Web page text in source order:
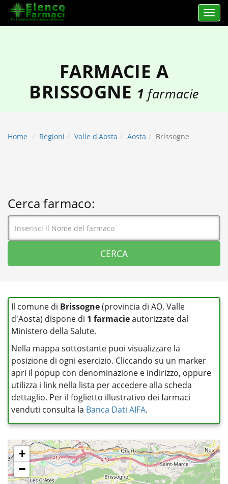
Apri
elencofarmaci.it
FARMACIE A
BRISSOGNE 1 farmacie
Home Regioni Valle d'Aosta Aosta Brissogne
Cerca farmaco:
Il comune di Brissogne(provincia di AO, Valle
d'Aosta) dispone di 1 farmacieautorizzate dal
Ministero della Salute.
Nella mappa sottostante puoi visualizzare la
posizione di ogni esercizio. Cliccando su un marker
apri il popup con denominazione e indirizzo, oppure
utilizza i link nella lista per accedere alla scheda
dettaglio. Per il foglietto illustrativo dei farmaci
venduti consulta la Banca Dati AIFA.
+
−